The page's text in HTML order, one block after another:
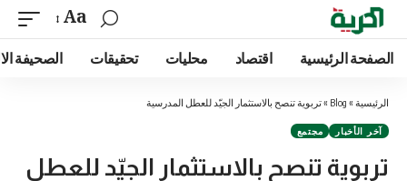
Aa
الصفحة الرئيسية اقتصاد محليات تحقيقات الصحيفة
الرئيسية »
Blog
»تربوية تنصح بالاستثمار الجيّد للعطل المدرسية
آخر الأخبار مجتمع
تربوية تنصح بالاستثمار الجيّد للعطل